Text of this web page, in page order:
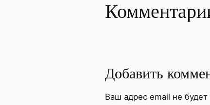
Добавить
Ваш адрес email не будет